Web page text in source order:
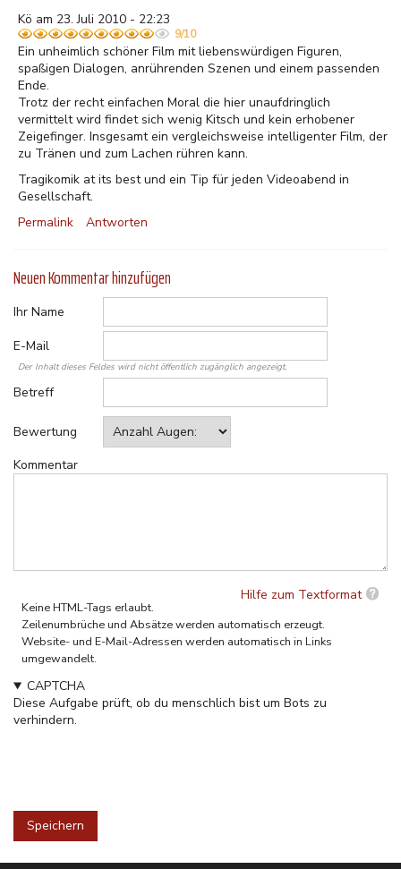
Kö am 23. Juli 2010 - 22:23
9/10
Ein unheimlich schöner Film mit liebenswürdigen Figuren,
spaßigen Dialogen, anrührenden Szenen und einem passenden
Ende.
Trotz der recht einfachen Moral die hier unaufdringlich
vermittelt wird findet sich wenig Kitsch und kein erhobener
Zeigefinger. Insgesamt ein vergleichsweise intelligenter Film, der
zu Tränen und zum Lachen rühren kann.
Tragikomik at its best und ein Tip für jeden Videoabend in
Gesellschaft.
Permalink
Antworten
Neuen Kommentar hinzufügen
Ihr Name
E-Mail
Der Inhalt dieses Feldes wird nicht öffentlich zugänglich angezeigt.
Betreff
Bewertung
Kommentar
Hilfe zum Textformat
Keine HTML-Tags erlaubt.
Zeilenumbrüche und Absätze werden automatisch erzeugt.
Website- und E-Mail-Adressen werden automatisch in Links
umgewandelt.
CAPTCHA
Diese Aufgabe prüft, ob du menschlich bist um Bots zu
verhindern.